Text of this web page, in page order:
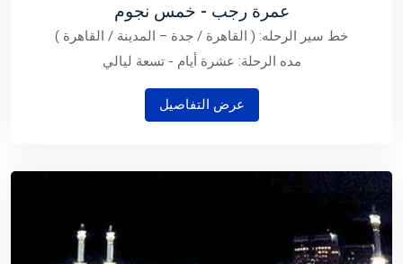
عمرة رجب - خمس نجوم
خط سير الرحله: ( القاهرة / جدة – المدينة / القاهرة )
مده الرحلة: عشرة أيام - تسعة ليالي
عرض التفاصيل